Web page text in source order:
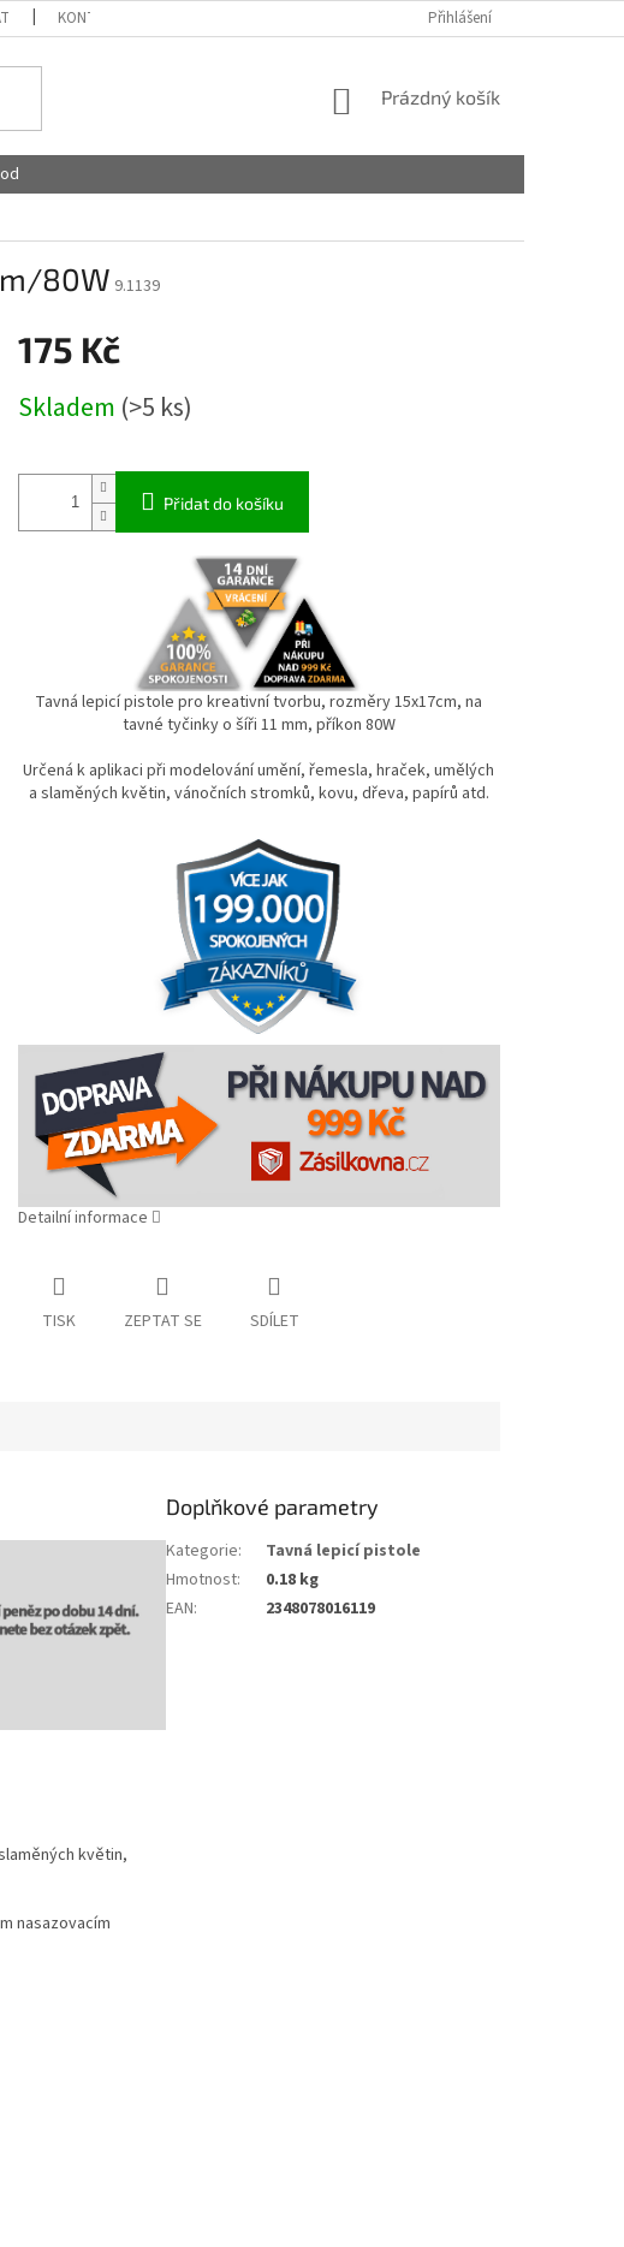
KONTAKTY PODMÍNKY OCHRANY OSOBNÍCH
Přihlášení
NÁKUPNÍ
Prázdný košík
80W 9.1139
175 Kč
cena:
Skladem (>5 ks)
Přidat do košíku
Tavná lepicí pistole pro kreativní tvorbu, rozměry 15x17cm, na
tavné tyčinky o šíři 11 mm, příkon 80W
Určená k aplikaci při modelování umění, řemesla, hraček, umělých
a slaměných květin, vánočních stromků, kovu, dřeva, papírů atd.
Detailní informace
TISK ZEPTAT SE SDÍLET
květin,
nasazovacím
Doplňkové parametry
Kategorie:
Tavná lepicí pistole
Hmotnost:
0.18 kg
EAN: 2348078016119